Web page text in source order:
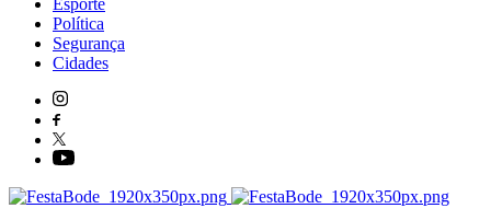
Esporte
Política
Segurança
Cidades